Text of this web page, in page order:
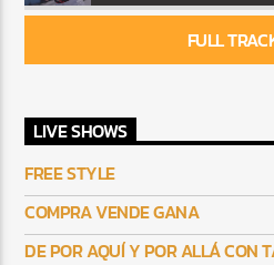
FULL
LIVE SHOWS
FREE STYLE
COMPRA VENDE GANA
DE POR AQUÍ Y POR ALLÁ CON